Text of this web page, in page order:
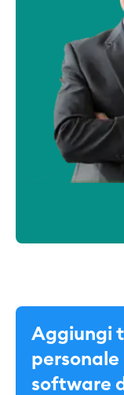
Aggiungi
personale
software